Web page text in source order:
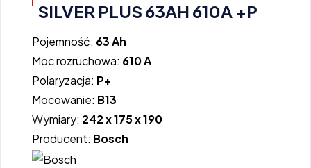
SILVER PLUS 63AH 610A +P
Pojemność: 63 Ah
Moc rozruchowa: 610 A
Polaryzacja: P+
Mocowanie: B13
Wymiary: 242 x 175 x 190
Producent: Bosch